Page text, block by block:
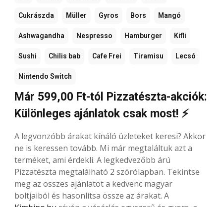
Cukrászda Müller Gyros Bors Mangó
Ashwagandha Nespresso Hamburger Kifli
Sushi Chilis bab Cafe Frei Tiramisu Lecsó
Nintendo Switch
Már 599,00 Ft-tól Pizzatészta-akciók:
Különleges ajánlatok csak most! ⚡
A legvonzóbb árakat kínáló üzleteket keresi? Akkor
ne is keressen tovább. Mi már megtaláltuk azt a
terméket, ami érdekli. A legkedvezőbb árú
Pizzatészta megtalálható 2 szórólapban. Tekintse
meg az összes ajánlatot a kedvenc magyar
boltjaiból és hasonlítsa össze az árakat. A